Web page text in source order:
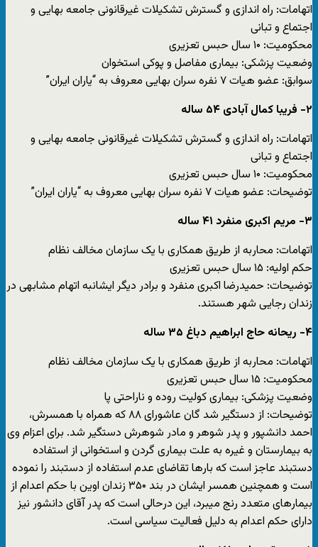
اتهامات: راه اندازی و گسترش تشکیلات غیرقانونی جامعه بهایی و
اجتماع و تبانی
محکومیت: ۱۰ سال حبس تعزیری
وضعیت پزشکی: بیماری مفاصل و پوکی استخوان
سوابق: عضو هیات ۷ نفره سران بهایی معروف به “یاران ایران”
۲- فریبا کمال آبادی ۵۴ ساله
اتهامات: راه اندازی و گسترش تشکیلات غیرقانونی جامعه بهایی و
اجتماع و تبانی
محکومیت: ۱۰ سال حبس تعزیری
توضیحات: عضو هیات ۷ نفره سران بهایی معروف به “یاران ایران”
۳- مریم اکبری منفرد ۴۱ ساله
اتهامات: محاربه از طریق همکاری با یک سازمان مخالف نظام
حکم اولیه: ۱۵ سال حبس تعزیری
توضیحات: حمیدرضا اکبری منفرد و برادر دیگر ایشانبه اتهام مشابهی در
زندان رجایی شهر هستند.
۴- ریحانه حاج ابراهیم دباغ ۳۵ ساله
اتهامات: محاربه از طریق همکاری با یک سازمان مخالف نظام
محکومیت: ۱۵ سال حبس تعزیری
وضعیت پزشکی: بیماری کولیت روده و ناراحتی پا
توضیحات: از دستگیر شد گان عاشورای ۸۸ که همراه با همسرش،
احمد دانشپور و پدر شوهر و مادر شوهرش دستگیر شد. برای اعزام وی
به بیمارستان و غیره به علت بیماری گردن و استخوانی از استفاده
دستبند عاجز است که بارها تقاضای عدم استفاده از دستبند را نموده
است و همچنین همسر ایشان در بند ۳۵۰ زندان اوین با حکم اعدام از
بیمارهای متعدد رنج میبرد، این درحالی است که پدر آقای دانشور نیز
دارای حکم اعدام به دلیل فعالیت سیاسی است.